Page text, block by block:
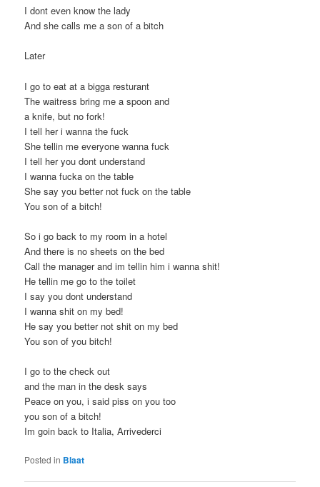
I dont even know the lady
And she calls me a son of a bitch
Later
I go to eat at a bigga resturant
The waitress bring me a spoon and
a knife, but no fork!
I tell her i wanna the fuck
She tellin me everyone wanna fuck
I tell her you dont understand
I wanna fucka on the table
She say you better not fuck on the table
You son of a bitch!
So i go back to my room in a hotel
And there is no sheets on the bed
Call the manager and im tellin him i wanna shit!
He tellin me go to the toilet
I say you dont understand
I wanna shit on my bed!
He say you better not shit on my bed
You son of you bitch!
I go to the check out
and the man in the desk says
Peace on you, i said piss on you too
you son of a bitch!
Im goin back to Italia, Arrivederci
Posted in Blaat